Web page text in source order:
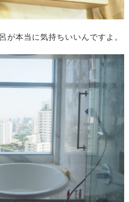
が本当に気持ちいいんですよ。